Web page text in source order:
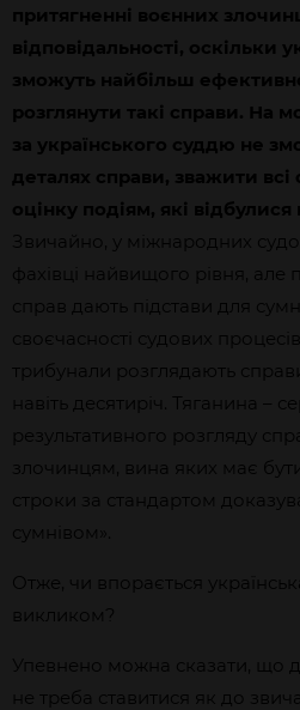
притягненні воєнних
відповідальності, оскільки
зможуть найбільш
розглянути такі справи. На
за українського суддю не
деталях справи, зважити всі
оцінку подіям, які
Звичайно, у міжнародних
фахівці найвищого рівня, але
справ дають підстави для
своєчасності судових
трибунали розглядають
навіть десятиріч. Тяганина –
результативного розгляду
злочинцям, вина яких має
строки за стандартом
сумнівом».
Отже, чи впорається
викликом?
Упевнено можна сказати, що до
не треба ставитися як до